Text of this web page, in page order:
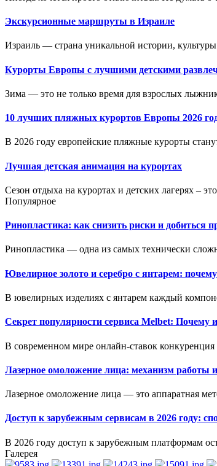
Экскурсионные маршруты в Израиле
Израиль — страна уникальной истории,
Курорты Европы с лучшими детскими
Зима — это не только время для взрослых
10 лучших пляжных курортов Европы 2026
В 2026 году европейские пляжные курорты
Лучшая детская анимация на курортах
Сезон отдыха на курортах и детских лагерях –
Популярное
Ринопластика: как снизить риски и добиться
Ринопластика — одна из самых технически
Ювелирное золото и серебро с янтарем:
В ювелирных изделиях с янтарем каждый
Секрет популярности сервиса Melbet: Почему
В современном мире онлайн-ставок
Лазерное омоложение лица: механизм
Лазерное омоложение лица — это аппаратная
Доступ к зарубежным сервисам в 2026 году:
В 2026 году доступ к зарубежным платформам
Галерея